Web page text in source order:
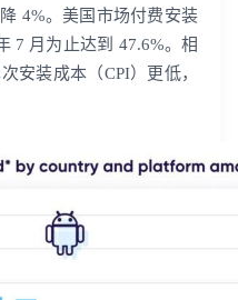
4%。美国市场付费安装
7 月为止达到 47.6%。相
安装成本（CPI）更低，